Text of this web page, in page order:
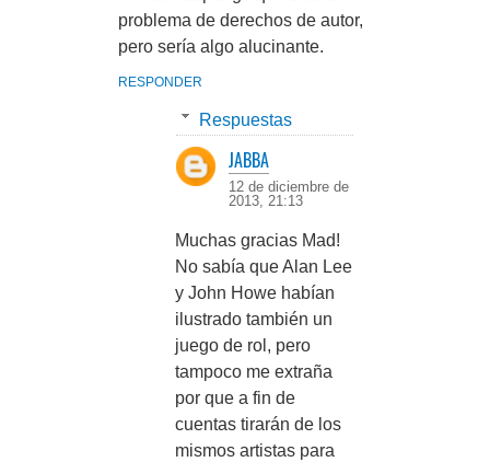
problema de derechos de autor,
pero sería algo alucinante.
RESPONDER
Respuestas
JABBA
12 de diciembre de
2013, 21:13
Muchas gracias Mad!
No sabía que Alan Lee
y John Howe habían
ilustrado también un
juego de rol, pero
tampoco me extraña
por que a fin de
cuentas tirarán de los
mismos artistas para